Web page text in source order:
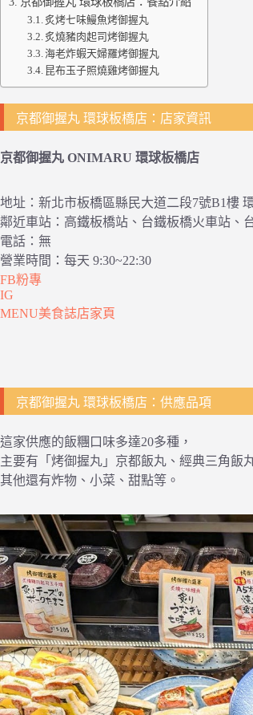
炙烤七味鰻魚烤御握丸
炙燒豬肉起司烤御握丸
海老炸蝦天婦羅烤御握丸
昆布玉子照燒雞烤御握丸
京都御握丸 環球板橋店：店家資訊
京都御握丸 ONIMARU 環球板橋店
地址：新北市板橋區縣民大道二段7號B1樓
鄰近車站：高鐵板橋站、台鐵板橋火車站、
電話：無
營業時間：每天 9:30~22:30
FB粉專
IG
MENU美食誌店家頁
京都御握丸 環球板橋店：供應品項
這家供應的飯糰口味多達20多種，
主要有「烤御握丸」京都飯丸、經典三角飯
其他還有炸物、小菜、甜點等。